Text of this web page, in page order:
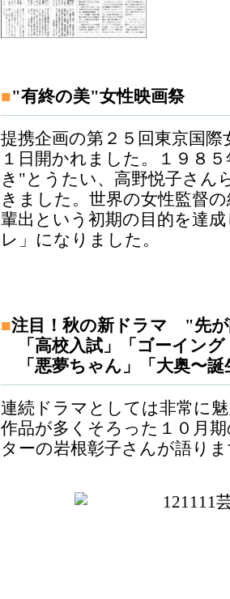
■"有終の美"女性映画祭
提携企画の第２５回東京国
１日開かれました。１９８
き"とうたい、高野悦子さん
きました。世界の女性監督
輩出という初期の目的を達
レ」になりました。
■注目！秋の新ドラマ "先
「高校入試」「ゴーイン
「悪夢ちゃん」「大奥〜誕
連続ドラマとしては非常に
作品が多くそろった１０月
ターの岩根彰子さんが語り